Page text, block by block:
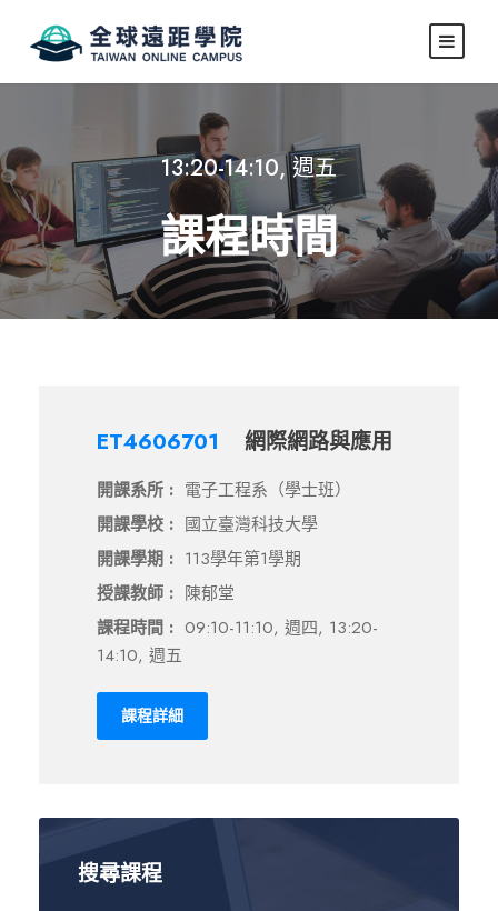
13:20-14:10, 週五
課程時間
ET4606701 網際網路與應用
開課系所 : 電子工程系（學士班）
開課學校 : 國立臺灣科技大學
開課學期 : 113學年第1學期
授課教師 : 陳郁堂
課程時間 : 09:10-11:10, 週四, 13:20-
14:10, 週五
課程詳細
搜尋課程